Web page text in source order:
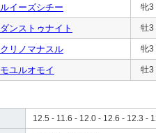
ルイーズシチー 牝3
ダンストゥナイト 牡3
クリノマナスル 牝3
モユルオモイ 牡3
12.5 - 11.6 - 12.0 - 12.6 - 12.3 -